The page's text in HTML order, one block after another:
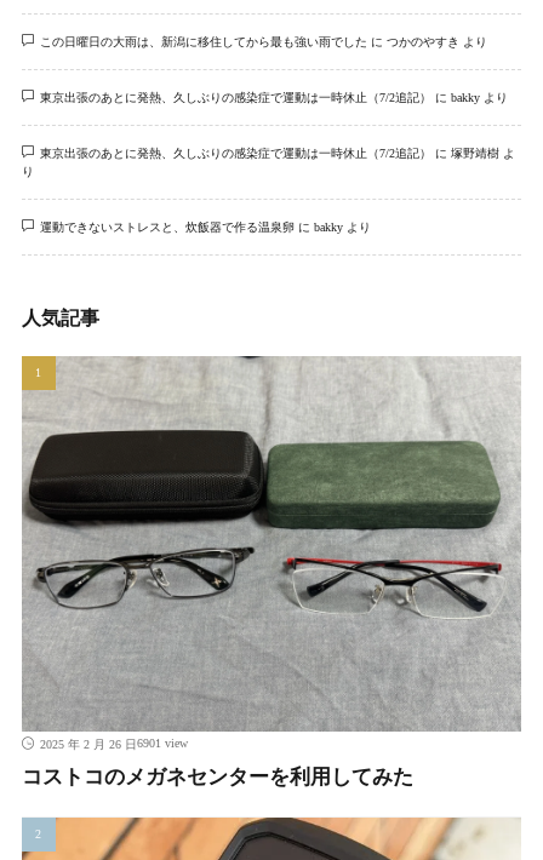
この日曜日の大雨は、新潟に移住してから最も強い雨でした に つかのやすき より
東京出張のあとに発熱、久しぶりの感染症で運動は一時休止（7/2追記） に bakkyより
東京出張のあとに発熱、久しぶりの感染症で運動は一時休止（7/2追記） に 塚野靖樹よ
り
運動できないストレスと、炊飯器で作る温泉卵に bakkyより
人気記事
2025 年 2 月 26 日6901 view
コストコのメガネセンターを利用してみた